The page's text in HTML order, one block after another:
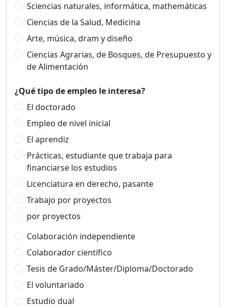
Sciencias naturales, informática, mathemáticas
Ciencias de la Salud, Medicina
Arte, música, dram y diseño
Ciencias Agrarias, de Bosques, de Presupuesto y
de Alimentación
¿Qué tipo de empleo le interesa?
El doctorado
Empleo de nivel inicial
El aprendiz
Prácticas, estudiante que trabaja para
financiarse los estudios
Licenciatura en derecho, pasante
Trabajo por proyectos
por proyectos
Colaboración independiente
Colaborador científico
Tesis de Grado/Máster/Diploma/Doctorado
El voluntariado
Estudio dual